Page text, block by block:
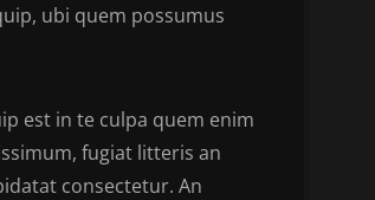
ubi quem possumus
est in te culpa quem enim
fugiat litteris an
consectetur. An